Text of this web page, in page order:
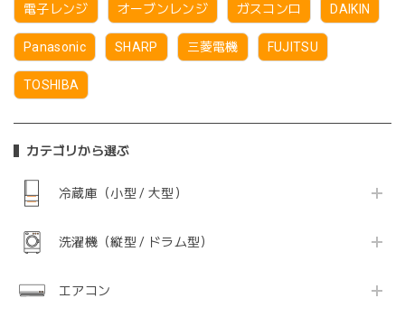
電子レンジ オーブンレンジ ガスコンロ DAIKIN
Panasonic SHARP 三菱電機 FUJITSU
TOSHIBA
カテゴリから選ぶ
冷蔵庫（小型 / 大型）
洗濯機（縦型 / ドラム型）
エアコン